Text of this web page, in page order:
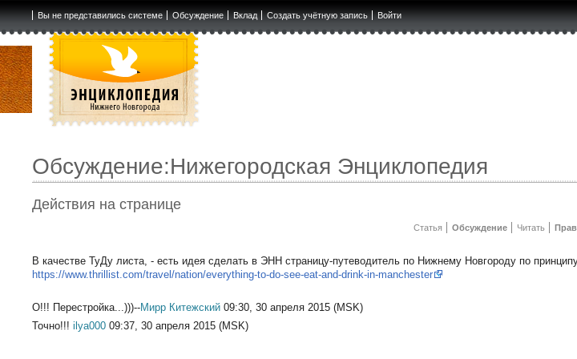
Вы не представились системе Обсуждение Вклад Создать учётную запись Войти
Обсуждение:Нижегородская Энциклопедия
Действия на странице
Статья Обсуждение Читать
В качестве ТуДу листа, - есть идея сделать в ЭНН страницу-путеводитель по Нижнему Новгороду по
https://www.thrillist.com/travel/nation/everything-to-do-see-eat-and-drink-in-manchester
О!!! Перестройка...)))--Мирр Китежский 09:30, 30 апреля 2015 (MSK)
Точно!!!ilya000 09:37, 30 апреля 2015 (MSK)